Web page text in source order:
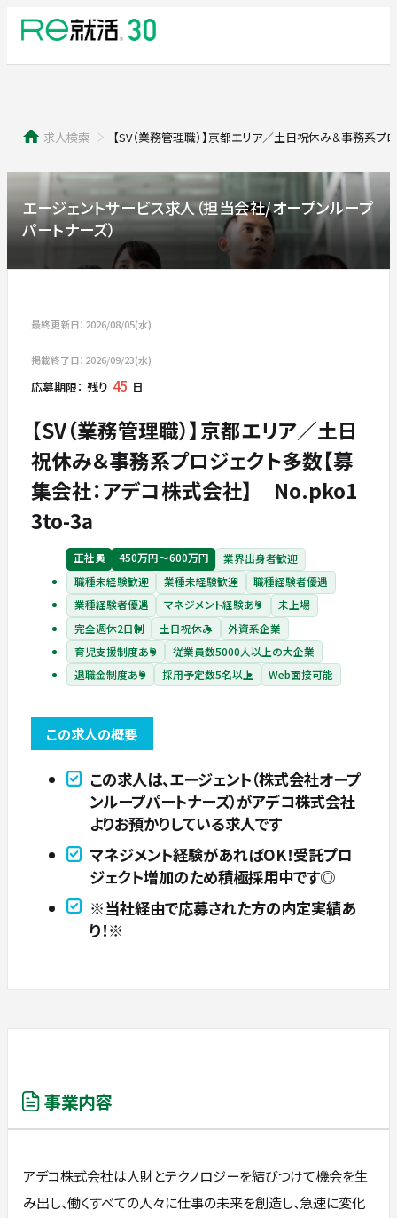
求人検索 【SV（業務管理職）】京都エリア／土日祝休み＆事務系
エージェントサービス求人（担当会社/オープンループ
パートナーズ）
最終更新日：2026/08/05(水)
掲載終了日：2026/09/23(水)
応募期限： 残り 45 日
【SV（業務管理職）】京都エリア／土日
祝休み＆事務系プロジェクト多数【募
集会社：アデコ株式会社】 No.pko1
3to-3a
正社員 450万円〜600万円
業界出身者歓迎
職種未経験歓迎
業種未経験歓迎
職種経験者優遇
業種経験者優遇
マネジメント経験あり
未上場
完全週休2日制
土日祝休み
外資系企業
育児支援制度あり
従業員数5000人以上の大企業
退職金制度あり
採用予定数5名以上 Web面接可能
この求人の概要
この求人は、エージェント（株式会社オープ
ンループパートナーズ）がアデコ株式会社
よりお預かりしている求人です
マネジメント経験があればOK！受託プロ
ジェクト増加のため積極採用中です◎
※当社経由で応募された方の内定実績あ
り！※
事業内容
アデコ株式会社は人財とテクノロジーを結びつけて機会を生
み出し、働くすべての人々に仕事の未来を創造し、急速に変化